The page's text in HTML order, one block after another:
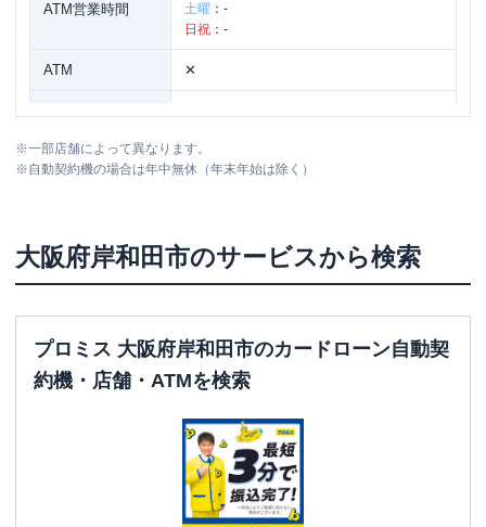
ATM営業時間
土曜 ： -
日祝 ： -
ATM ✕
住所 大阪府岸和田市箕土路町1丁目264番地
※一部店舗によって異なります。
※自動契約機の場合は年中無休（年末年始は除く）
大阪府岸和田市のサービスから検索
プロミス 大阪府岸和田市のカードローン自動契
約機・店舗・ATMを検索